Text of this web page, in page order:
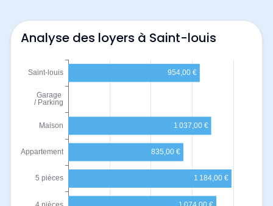
Analyse des loyers à Saint-louis